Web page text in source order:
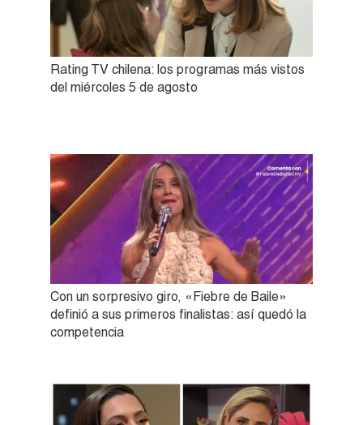
Rating TV chilena: los programas más vistos
del miércoles 5 de agosto
Con un sorpresivo giro, «Fiebre de Baile»
definió a sus primeros finalistas: así quedó la
competencia